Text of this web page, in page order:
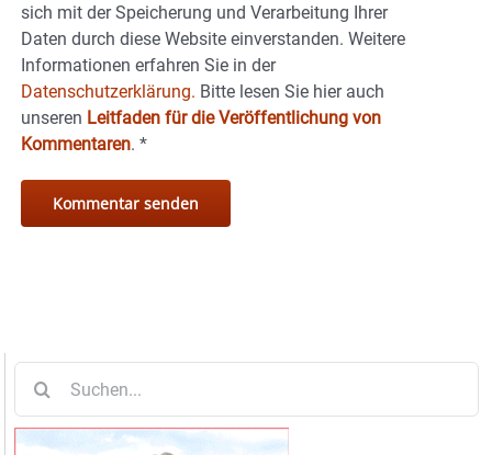
sich mit der Speicherung und Verarbeitung Ihrer
Daten durch diese Website einverstanden. Weitere
Informationen erfahren Sie in der
Datenschutzerklärung. Bitte lesen Sie hier auch
unseren Leitfaden für die Veröffentlichung von
Kommentaren. *
nach: